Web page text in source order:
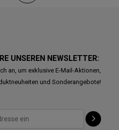
UNSEREN NEWSLETTER:
an, um exklusive E-Mail-Aktionen,
und Sonderangebote!